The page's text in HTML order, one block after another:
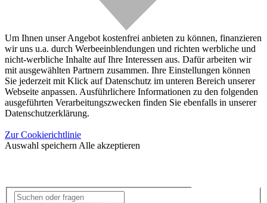
Um Ihnen unser Angebot kostenfrei anbieten zu können, finanzieren
wir uns u.a. durch Werbeeinblendungen und richten werbliche und
nicht-werbliche Inhalte auf Ihre Interessen aus. Dafür arbeiten wir
mit ausgewählten Partnern zusammen. Ihre Einstellungen können
Sie jederzeit mit Klick auf Datenschutz im unteren Bereich unserer
Webseite anpassen. Ausführlichere Informationen zu den folgenden
ausgeführten Verarbeitungszwecken finden Sie ebenfalls in unserer
Datenschutzerklärung.
Zur Cookierichtlinie
Auswahl speichern Alle akzeptieren